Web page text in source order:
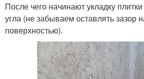
После чего начинают укладку
угла (не забываем оставлять зазор
поверхностью).